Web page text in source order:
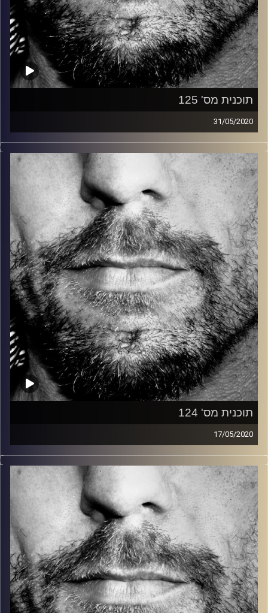
תוכנית מס' 125
31/05/2020
זיפים, מוזיקה מחוספסת של הופעות חיות. הרבה ג'אם, רוק,
בלוז, bluegrass, ג'אז, Fאנק, פרוגרסיב ואפילו אלקטרוניקה.
כל מה שחי, אמיתי ונושם.
עם שמוליק רגב.
קרדיט תמונות: David Goehring
תוכנית מס' 124
17/05/2020
זיפים, מוזיקה מחוספסת של הופעות חיות. הרבה ג'אם, רוק,
בלוז, bluegrass, ג'אז, Fאנק, פרוגרסיב ואפילו אלקטרוניקה.
כל מה שחי, אמיתי ונושם.
עם שמוליק רגב.
קרדיט תמונות: David Goehring